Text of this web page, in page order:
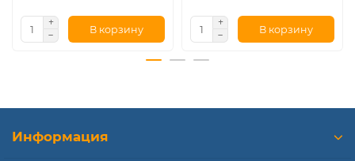
В корзину В корзину
Информация